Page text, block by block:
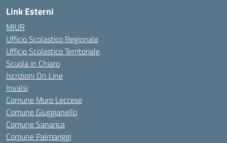
Link Esterni
MIUR
Ufficio Scolastico Regionale
Ufficio Scolastico Territoriale
Scuola in Chiaro
Iscrizioni On Line
Invalsi
Comune Muro Leccese
Comune Giuggianello
Comune Sanarica
Comune Palmariggi